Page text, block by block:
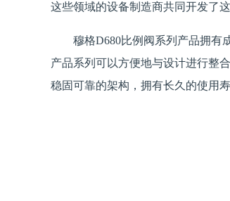
这些领域的设备制造商共同开发了
穆格D680比例阀系列产品拥有
产品系列可以方便地与设计进行整
稳固可靠的架构，拥有长久的使用